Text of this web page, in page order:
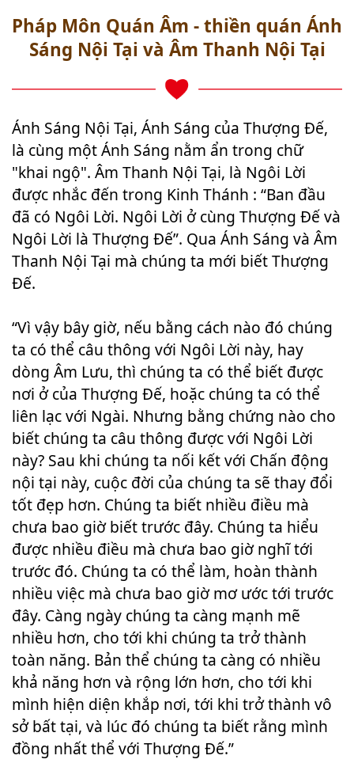
Pháp Môn Quán Âm - thiền quán Ánh
Sáng Nội Tại và Âm Thanh Nội Tại
Ánh Sáng Nội Tại, Ánh Sáng của Thượng Đế,
là cùng một Ánh Sáng nằm ẩn trong chữ
"khai ngộ". Âm Thanh Nội Tại, là Ngôi Lời
được nhắc đến trong Kinh Thánh : “Ban đầu
đã có Ngôi Lời. Ngôi Lời ở cùng Thượng Đế và
Ngôi Lời là Thượng Đế”. Qua Ánh Sáng và Âm
Thanh Nội Tại mà chúng ta mới biết Thượng
Đế.
“Vì vậy bây giờ, nếu bằng cách nào đó chúng
ta có thể câu thông với Ngôi Lời này, hay
dòng Âm Lưu, thì chúng ta có thể biết được
nơi ở của Thượng Đế, hoặc chúng ta có thể
liên lạc với Ngài. Nhưng bằng chứng nào cho
biết chúng ta câu thông được với Ngôi Lời
này? Sau khi chúng ta nối kết với Chấn động
nội tại này, cuộc đời của chúng ta sẽ thay đổi
tốt đẹp hơn. Chúng ta biết nhiều điều mà
chưa bao giờ biết trước đây. Chúng ta hiểu
được nhiều điều mà chưa bao giờ nghĩ tới
trước đó. Chúng ta có thể làm, hoàn thành
nhiều việc mà chưa bao giờ mơ ước tới trước
đây. Càng ngày chúng ta càng mạnh mẽ
nhiều hơn, cho tới khi chúng ta trở thành
toàn năng. Bản thể chúng ta càng có nhiều
khả năng hơn và rộng lớn hơn, cho tới khi
mình hiện diện khắp nơi, tới khi trở thành vô
sở bất tại, và lúc đó chúng ta biết rằng mình
đồng nhất thể với Thượng Đế.”